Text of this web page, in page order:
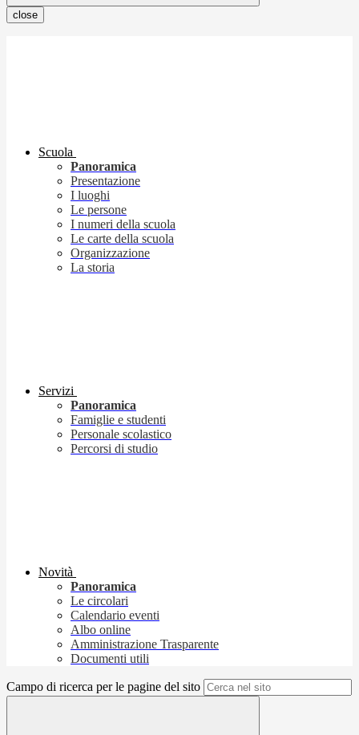
close
Scuola
Panoramica
Presentazione
I luoghi
Le persone
I numeri della scuola
Le carte della scuola
Organizzazione
La storia
Servizi
Panoramica
Famiglie e studenti
Personale scolastico
Percorsi di studio
Novità
Panoramica
Le circolari
Calendario eventi
Albo online
Amministrazione Trasparente
Documenti utili
Campo di ricerca per le pagine del sito